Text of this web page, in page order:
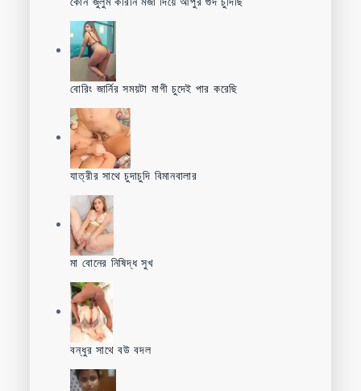
বোরিং জার্নির সময়টা মাগী চুদেই পার করেছি
যাত্রীর সাথে চুদাচুদি বিমানবালার
মা বোনের নিষিদ্ধ সুখ
বন্ধুর সাথে বউ বদল